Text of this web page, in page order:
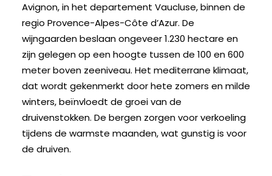
Avignon, in het departement Vaucluse, binnen de
regio Provence-Alpes-Côte d’Azur. De
wijngaarden beslaan ongeveer 1.230 hectare en
zijn gelegen op een hoogte tussen de 100 en 600
meter boven zeeniveau. Het mediterrane klimaat,
dat wordt gekenmerkt door hete zomers en milde
winters, beïnvloedt de groei van de
druivenstokken. De bergen zorgen voor verkoeling
tijdens de warmste maanden, wat gunstig is voor
de druiven.